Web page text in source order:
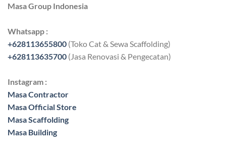
Masa Group Indonesia
Whatsapp :
+628113655800 (Toko Cat & Sewa Scaffolding)
+628113635700 (Jasa Renovasi & Pengecatan)
Instagram :
Masa Contractor
Masa Official Store
Masa Scaffolding
Masa Building